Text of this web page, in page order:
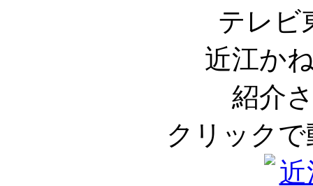
テレビ
近江か
紹介
クリックで